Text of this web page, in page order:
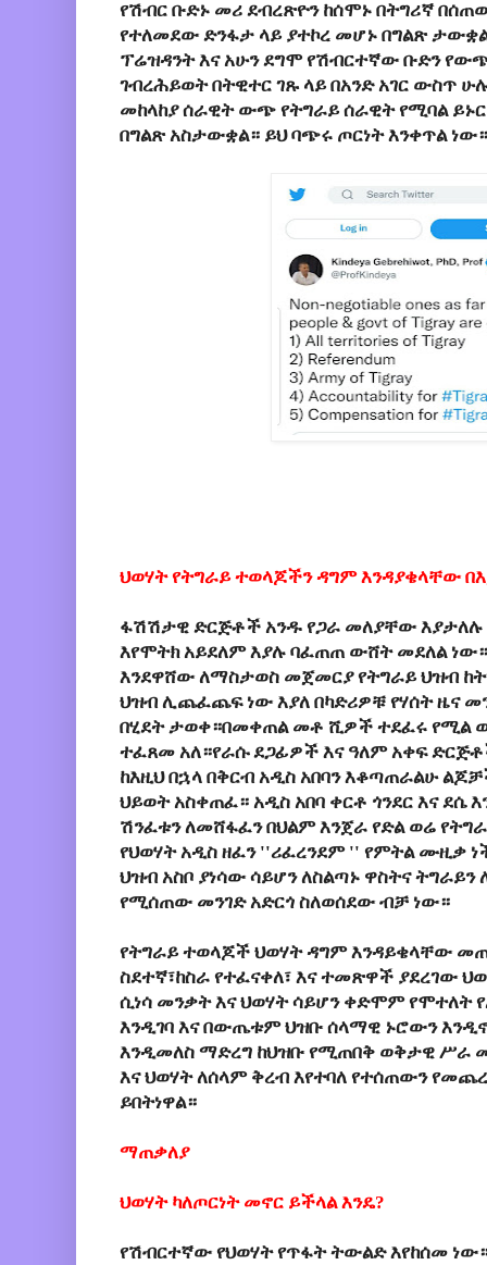
የሽብር ቡድኑ መሪ ደብረጽዮን ከሰሞኑ በትግሪኛ
የተለመደው ድንፋታ ላይ ያተኮረ መሆኑ በግልጽ
ፕሬዝዳንት እና አሁን ደግሞ የሽብርተኛው ቡድን የውጭ
ገብረሕይወት በትዊተር ገጹ ላይ በአንድ አገር ውስጥ
መከላከያ ሰራዊት ውጭ የትግራይ ሰራዊት የሚባል
በግልጽ አስታውቋል። ይህ ባጭሩ ጦርነት እንቀጥል ነው።
ህወሃት የትግራይ ተወላጆችን ዳግም እንዳያቄላቸው
ፋሽሽታዊ ድርጅቶች አንዱ የጋራ መለያቸው እያታለሉ
እየሞትክ አይደለም እያሉ ባፈጠጠ ውሸት መደለል
እንደዋሸው ለማስታወስ መጀመርያ የትግራይ ህዝብ
ህዝብ ሊጨፈጨፍ ነው እያለ በካድሪዎቹ የሃሰት ዜና
በሂደት ታወቀ።በመቀጠል መቶ ሺዎች ተደፈሩ የሚል
ተፈጸመ አለ።የራሱ ደጋፊዎች እና ዓለም አቀፍ
ከእዚህ በኋላ በቅርብ አዲስ አበባን እቆጣጠራልሁ
ህይወት አስቀጠፈ። አዲስ አበባ ቀርቶ ጎንደር እና
ሽንፈቱን ለመሸፋፈን በህልም እንጀራ የድል ወሬ
የህወሃት አዲስ ዘፈን ''ሪፈረንደም '' የምትል ሙዚቃ
ህዝብ አስቦ ያነሳው ሳይሆን ለስልጣኑ ዋስትና ትግራይን
የሚሰጠው መንገድ አድርጎ ስለወሰደው ብቻ ነው።
የትግራይ ተወላጆች ህወሃት ዳግም እንዳይቄላቸው
ስደተኛ፣ከስራ የተፈናቀለ፣ እና ተመጽዋች ያደረገው
ሲነሳ መንቃት እና ህወሃት ሳይሆን ቀድሞም የሞተለት
እንዲገባ እና በውጤቱም ህዝቡ ሰላማዊ ኑሮውን
እንዲመለስ ማድረግ ከህዝቡ የሚጠበቅ ወቅታዊ ሥራ
እና ህወሃት ለሰላም ቅረብ እየተባለ የተሰጠውን
ይበትነዋል።
ማጠቃለያ
ህወሃት ካለጦርነት መኖር ይችላል እንዴ?
የሽብርተኛው የህወሃት የጥፋት ትውልድ እየከሰመ